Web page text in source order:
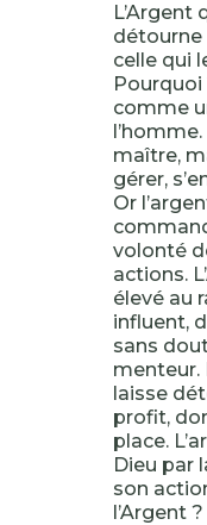
L’Argent
détourne
celle qui
Pourquoi
comme
maître,
gérer,
Or
volonté
actions.
élevé au
influent,
sans
menteur.
laisse
profit,
place.
Dieu par
son
l’Argent ?